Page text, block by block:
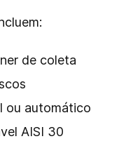
de coleta
ou automático
AISI 30